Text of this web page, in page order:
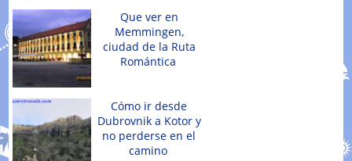
Que ver en
Memmingen,
ciudad de la Ruta
Romántica
Cómo ir desde
Dubrovnik a Kotor y
no perderse en el
camino